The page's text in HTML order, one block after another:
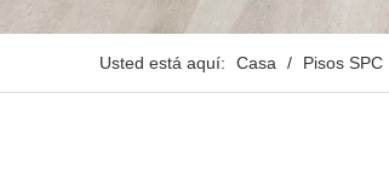
Usted está aquí: Casa / Pisos SPC